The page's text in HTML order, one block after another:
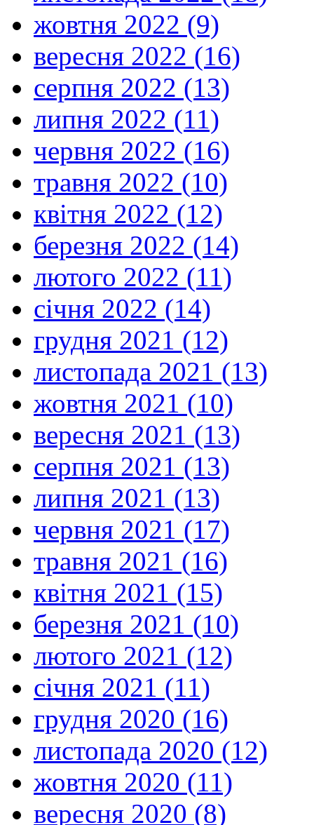
жовтня 2022 (9)
вересня 2022 (16)
серпня 2022 (13)
липня 2022 (11)
червня 2022 (16)
травня 2022 (10)
квітня 2022 (12)
березня 2022 (14)
лютого 2022 (11)
січня 2022 (14)
грудня 2021 (12)
листопада 2021 (13)
жовтня 2021 (10)
вересня 2021 (13)
серпня 2021 (13)
липня 2021 (13)
червня 2021 (17)
травня 2021 (16)
квітня 2021 (15)
березня 2021 (10)
лютого 2021 (12)
січня 2021 (11)
грудня 2020 (16)
листопада 2020 (12)
жовтня 2020 (11)
вересня 2020 (8)